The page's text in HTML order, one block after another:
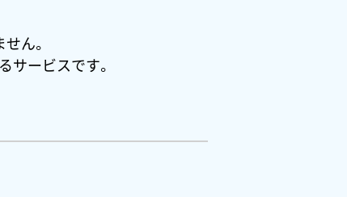
ん。
サービスです。